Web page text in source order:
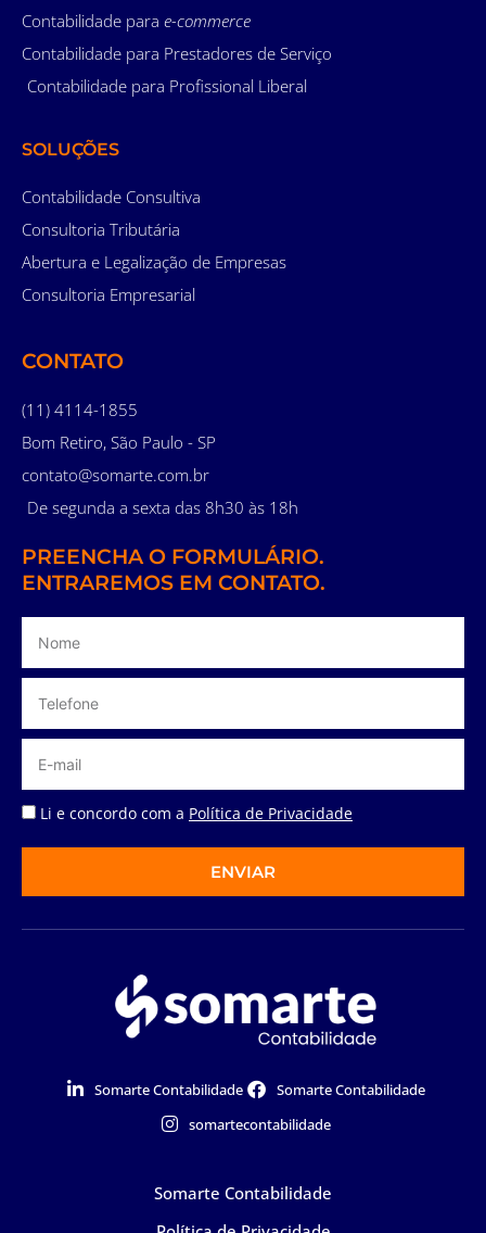
Contabilidade para e-commerce
Contabilidade para Prestadores de Serviço
Contabilidade para Profissional Liberal
SOLUÇÕES
Contabilidade Consultiva
Consultoria Tributária
Abertura e Legalização de Empresas
Consultoria Empresarial
CONTATO
(11) 4114-1855
Bom Retiro, São Paulo - SP
contato@somarte.com.br
De segunda a sexta das 8h30 às 18h
PREENCHA O FORMULÁRIO.
ENTRAREMOS EM CONTATO.
Li e concordo com a Política de Privacidade
ENVIAR
Somarte Contabilidade
Somarte Contabilidade
somartecontabilidade
Somarte Contabilidade